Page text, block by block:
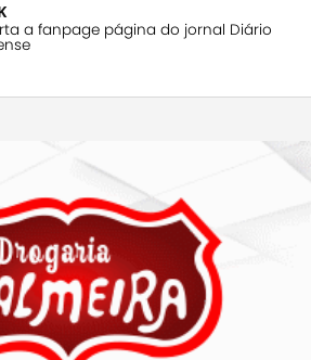
a fanpage página do jornal Diário